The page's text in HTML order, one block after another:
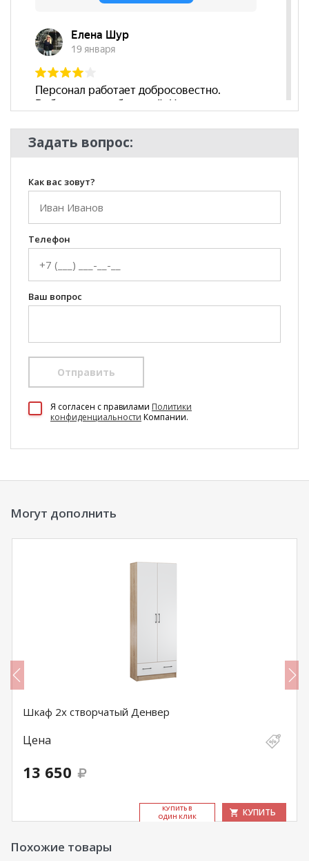
Задать вопрос:
Как вас зовут?
Телефон
Ваш вопрос
Отправить
Я согласен c правилами Политики
конфиденциальности Компании.
Могут дополнить
Шкаф 2х створчатый Денвер
Цена
13 650
КУ­ПИТЬ В
ОДИН КЛИК
КУПИТЬ
Похожие товары